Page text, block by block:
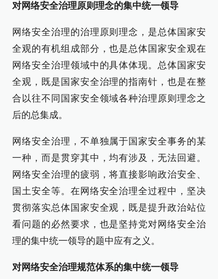
对网络安全治理原则理念的集中统一领导
网络安全治理的治理原则理念，是总体国家安
全观的有机组成部分，也是总体国家安全观在
网络安全治理领域中的具体体现。总体国家安
全观，既是国家安全治理的指南针，也是在整
合以往不同国家安全领域各种治理原则理念之
后的总集成。
网络安全治理，不单独属于国家安全事务的某
一种，而是贯穿其中，均有涉及，无法回避。
网络安全治理的疲弱，将直接影响政治安全、
国土安全等。在网络安全治理全过程中，坚决
贯彻落实总体国家安全观，既是提升政治站位
看问题的必然要求，也是坚持党对网络安全治
理的集中统一领导的题中应有之义。
对网络安全治理规范体系的集中统一领导